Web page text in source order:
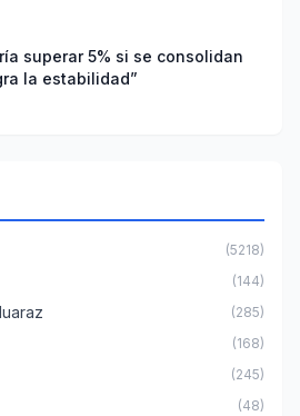
superar 5% si se consolidan
la estabilidad”
(5218)
(144)
(285)
(168)
(245)
(48)